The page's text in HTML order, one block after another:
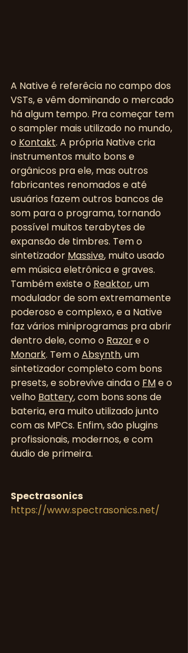
A Native é referêcia no campo dos
VSTs, e vêm dominando o mercado
há algum tempo. Pra começar tem
o sampler mais utilizado no mundo,
o Kontakt. A própria Native cria
instrumentos muito bons e
orgânicos pra ele, mas outros
fabricantes renomados e até
usuários fazem outros bancos de
som para o programa, tornando
possível muitos terabytes de
expansão de timbres. Tem o
sintetizador Massive, muito usado
em música eletrônica e graves.
Também existe o Reaktor, um
modulador de som extremamente
poderoso e complexo, e a Native
faz vários miniprogramas pra abrir
dentro dele, como o Razor e o
Monark. Tem o Absynth, um
sintetizador completo com bons
presets, e sobrevive ainda o FM e o
velho Battery, com bons sons de
bateria, era muito utilizado junto
com as MPCs. Enfim, são plugins
profissionais, modernos, e com
áudio de primeira.
Spectrasonics
https://www.spectrasonics.net/